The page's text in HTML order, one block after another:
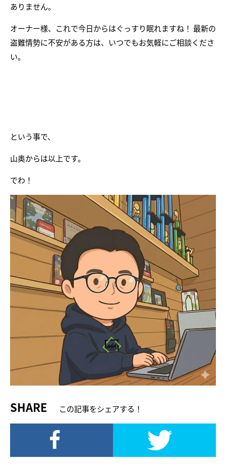
ありません。
オーナー様、これで今日からはぐっすり眠れますね！ 最新の
盗難情勢に不安がある方は、いつでもお気軽にご相談くださ
い。
という事で、
山奥からは以上です。
でわ！
SHARE この記事をシェアする！